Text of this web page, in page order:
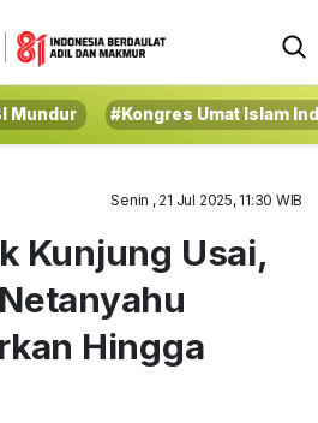
Mundur #Kongres Umat Islam
Senin , 21 Jul 2025, 11:30 WIB
Kunjung Usai,
Hingga